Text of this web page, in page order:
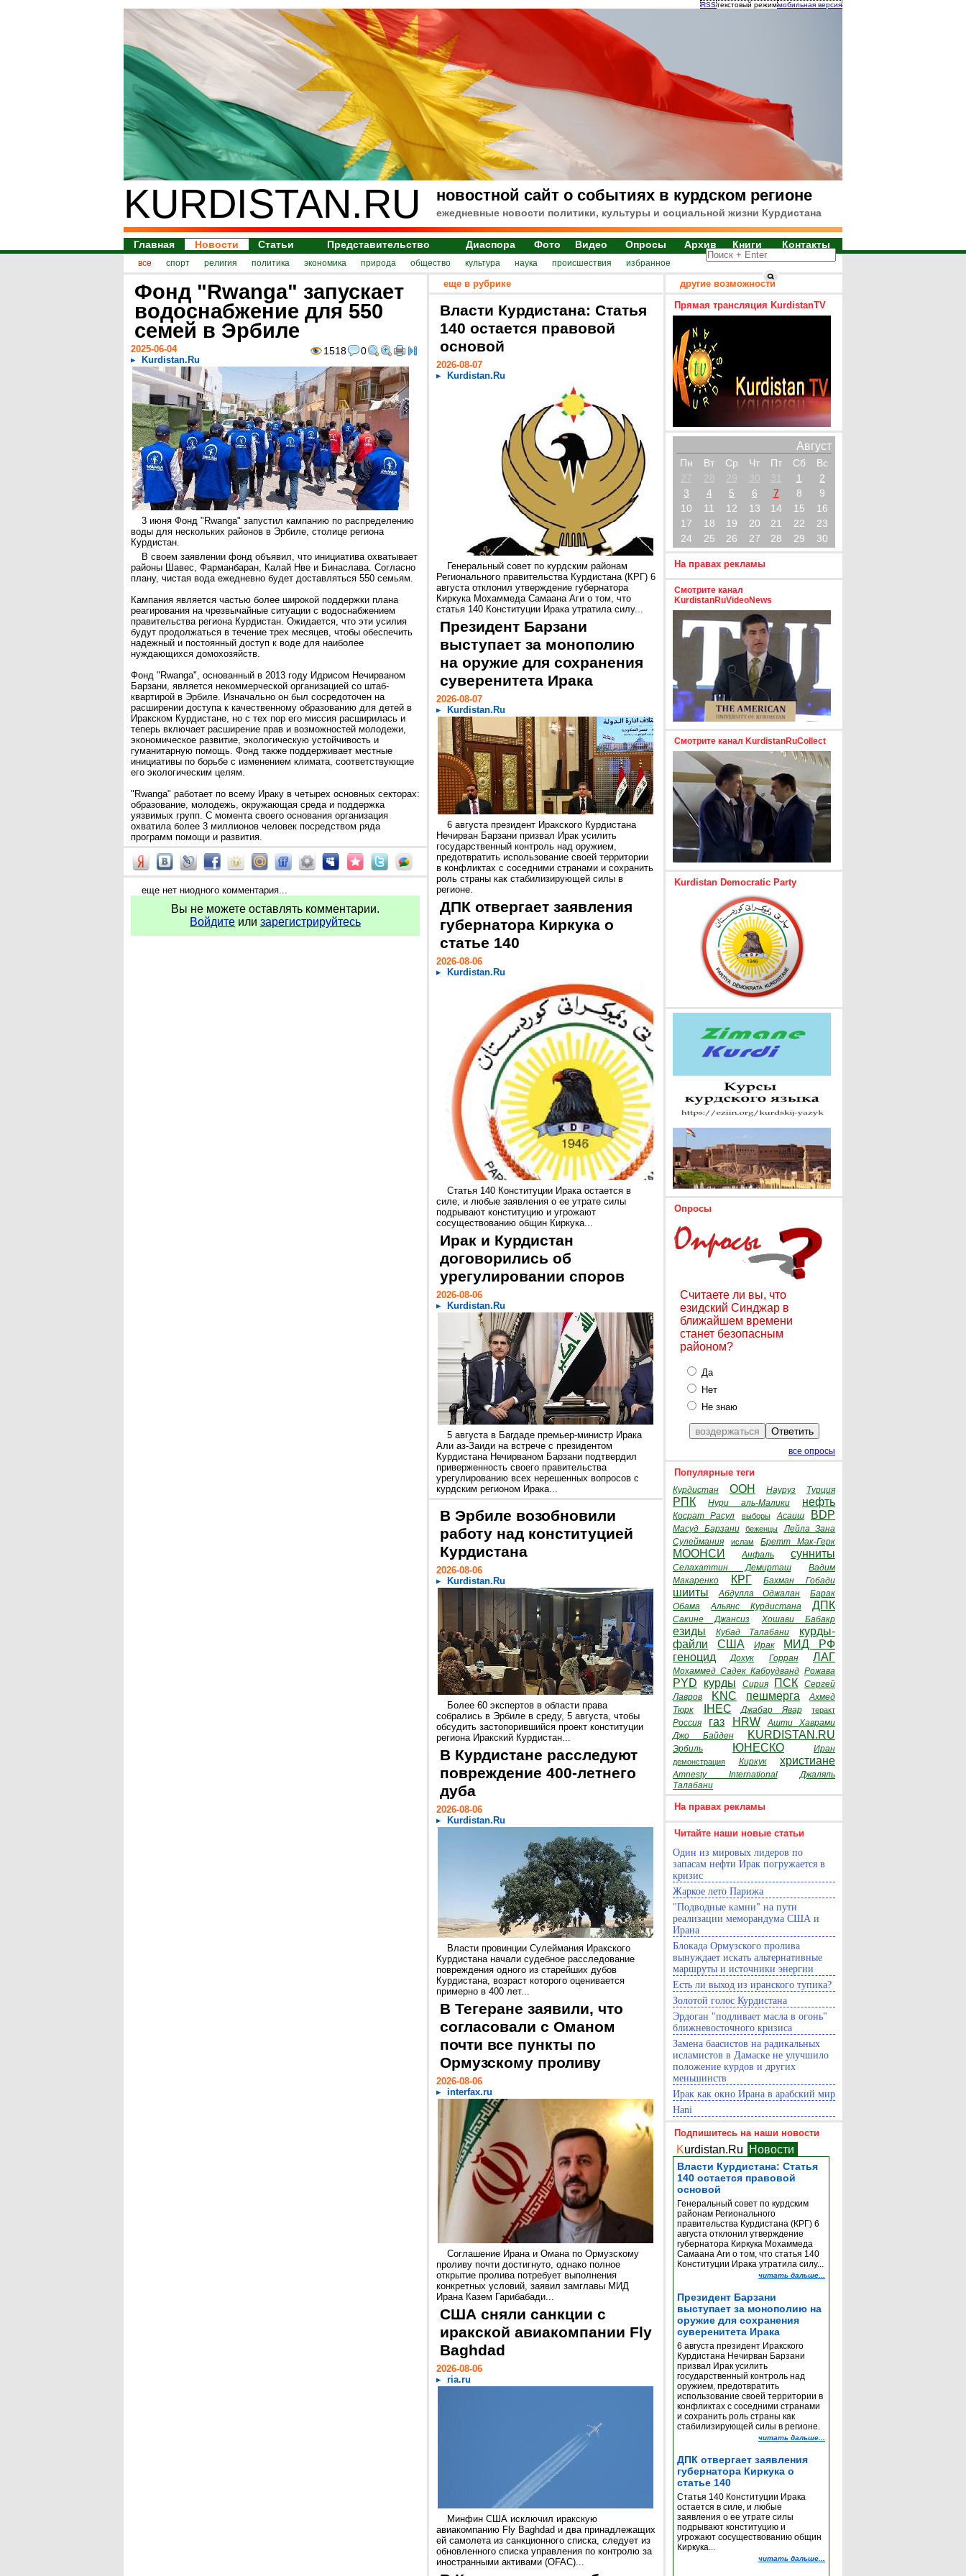
RSSтекстовый режиммобильная версия
KURDISTAN.RU новостной сайт о событиях в курдском регионе
ежедневные новости политики, культуры и социальной жизни Курдистана
Главная Новости Статьи Представительство Диаспора Фото Видео Опросы Архив Книги Контакты
все спорт религия политика экономика природа общество культура наука происшествия избранное
Фонд "Rwanga" запускает
водоснабжение для 550
семей в Эрбиле
1518 0
2025-06-04
Kurdistan.Ru
3 июня Фонд "Rwanga" запустил кампанию по распределению
воды для нескольких районов в Эрбиле, столице региона
Курдистан.
В своем заявлении фонд объявил, что инициатива охватывает
районы Шавес, Фарманбаран, Калай Нве и Бинаслава. Согласно
плану, чистая вода ежедневно будет доставляться 550 семьям.
Кампания является частью более широкой поддержки плана
реагирования на чрезвычайные ситуации с водоснабжением
правительства региона Курдистан. Ожидается, что эти усилия
будут продолжаться в течение трех месяцев, чтобы обеспечить
надежный и постоянный доступ к воде для наиболее
нуждающихся домохозяйств.
Фонд "Rwanga", основанный в 2013 году Идрисом Нечирваном
Барзани, является некоммерческой организацией со штаб-
квартирой в Эрбиле. Изначально он был сосредоточен на
расширении доступа к качественному образованию для детей в
Иракском Курдистане, но с тех пор его миссия расширилась и
теперь включает расширение прав и возможностей молодежи,
экономическое развитие, экологическую устойчивость и
гуманитарную помощь. Фонд также поддерживает местные
инициативы по борьбе с изменением климата, соответствующие
его экологическим целям.
"Rwanga" работает по всему Ираку в четырех основных секторах:
образование, молодежь, окружающая среда и поддержка
уязвимых групп. С момента своего основания организация
охватила более 3 миллионов человек посредством ряда
программ помощи и развития.
еще нет ниодного комментария...
Вы не можете оставлять комментарии.
Войдите или зарегистрируйтесь
еще в рубрике
Власти Курдистана: Статья
140 остается правовой
основой
2026-08-07
Kurdistan.Ru
Генеральный совет по курдским районам
Регионального правительства Курдистана (КРГ) 6
августа отклонил утверждение губернатора
Киркука Мохаммеда Самаана Аги о том, что
статья 140 Конституции Ирака утратила силу...
Президент Барзани
выступает за монополию
на оружие для сохранения
суверенитета Ирака
2026-08-07
Kurdistan.Ru
6 августа президент Иракского Курдистана
Нечирван Барзани призвал Ирак усилить
государственный контроль над оружием,
предотвратить использование своей территории
в конфликтах с соседними странами и сохранить
роль страны как стабилизирующей силы в
регионе.
ДПК отвергает заявления
губернатора Киркука о
статье 140
2026-08-06
Kurdistan.Ru
Статья 140 Конституции Ирака остается в
силе, и любые заявления о ее утрате силы
подрывают конституцию и угрожают
сосуществованию общин Киркука...
Ирак и Курдистан
договорились об
урегулировании споров
2026-08-06
Kurdistan.Ru
5 августа в Багдаде премьер-министр Ирака
Али аз-Заиди на встрече с президентом
Курдистана Нечирваном Барзани подтвердил
приверженность своего правительства
урегулированию всех нерешенных вопросов с
курдским регионом Ирака...
В Эрбиле возобновили
работу над конституцией
Курдистана
2026-08-06
Kurdistan.Ru
Более 60 экспертов в области права
собрались в Эрбиле в среду, 5 августа, чтобы
обсудить застопорившийся проект конституции
региона Иракский Курдистан...
В Курдистане расследуют
повреждение 400-летнего
дуба
2026-08-06
Kurdistan.Ru
Власти провинции Сулеймания Иракского
Курдистана начали судебное расследование
повреждения одного из старейших дубов
Курдистана, возраст которого оценивается
примерно в 400 лет...
В Тегеране заявили, что
согласовали с Оманом
почти все пункты по
Ормузскому проливу
2026-08-06
interfax.ru
Соглашение Ирана и Омана по Ормузскому
проливу почти достигнуто, однако полное
открытие пролива потребует выполнения
конкретных условий, заявил замглавы МИД
Ирана Казем Гарибабади...
США сняли санкции с
иракской авиакомпании Fly
Baghdad
2026-08-06
ria.ru
Минфин США исключил иракскую
авиакомпанию Fly Baghdad и два принадлежащих
ей самолета из санкционного списка, следует из
обновленного списка управления по контролю за
иностранными активами (OFAC)...
другие возможности
Прямая трансляция KurdistanTV
Август
Пн Вт Ср Чт Пт Сб
Вс
27
28 29 30 31 1
2
3
4 5 6 7 8
9
10
11 12 13 14 15
16
17
18 19 20 21 22
23
24
25 26 27 28 29 30
На правах рекламы
Смотрите канал
KurdistanRuVideoNews
Смотрите канал KurdistanRuCollect
Kurdistan Democratic Party
Опросы
Считаете ли вы, что
езидский Синджар в
ближайшем времени
станет безопасным
районом?
Да
Нет
Не знаю
все опросы
Популярные теги
Курдистан ООН Науруз Турция
РПК Нури аль-Малики нефть
Косрат Расул выборы Асаиш BDP
Масуд Барзани беженцы
Лейла Зана
Сулеймания
ислам Бретт Мак-Герк
МООНСИ Анфаль сунниты
Селахаттин Демирташ
Вадим
Макаренко
КРГ Бахман Гобади
шииты Абдулла Оджалан
Барак
Обама
Альянс Курдистана ДПК
Сакине Джансиз Хошави Бабакр
езиды Кубад Талабани
курды-
файли
США Ирак
МИД РФ
геноцид
Дохук Горран ЛАГ
Мохаммед Садек Кабоудванд Рожава
PYD курды Сирия ПСК
Сергей
Лавров
KNC пешмерга
Ахмед
Тюрк
IHEC Джабар Явар теракт
Россия газ HRW
Ашти Хаврами
Джо Байден
KURDISTAN.RU
Эрбиль ЮНЕСКО Иран
демонстрация Киркук христиане
Amnesty International
Джаляль
Талабани
На правах рекламы
Читайте наши новые статьи
Один из мировых лидеров по
запасам нефти Ирак погружается в
кризис
Жаркое лето Парижа
"Подводные камни" на пути
реализации меморандума США и
Ирана
Блокада Ормузского пролива
вынуждает искать альтернативные
маршруты и источники энергии
Есть ли выход из иранского тупика?
Золотой голос Курдистана
Эрдоган "подливает масла в огонь"
ближневосточного кризиса
Замена баасистов на радикальных
исламистов в Дамаске не улучшило
положение курдов и других
меньшинств
Ирак как окно Ирана в арабский мир
Hani
Подпишитесь на наши новости
Kurdistan.Ru Новости
Власти Курдистана: Статья
140 остается правовой
основой
Генеральный совет по курдским
районам Регионального
правительства Курдистана (КРГ) 6
августа отклонил утверждение
губернатора Киркука Мохаммеда
Самаана Аги о том, что статья 140
Конституции Ирака утратила силу...
читать дальше...
Президент Барзани
выступает за монополию на
оружие для сохранения
суверенитета Ирака
6 августа президент Иракского
Курдистана Нечирван Барзани
призвал Ирак усилить
государственный контроль над
оружием, предотвратить
использование своей территории в
конфликтах с соседними странами
и сохранить роль страны как
стабилизирующей силы в регионе.
читать дальше...
ДПК отвергает заявления
губернатора Киркука о
статье 140
Статья 140 Конституции Ирака
остается в силе, и любые
заявления о ее утрате силы
подрывают конституцию и
угрожают сосуществованию общин
Киркука...
читать дальше...